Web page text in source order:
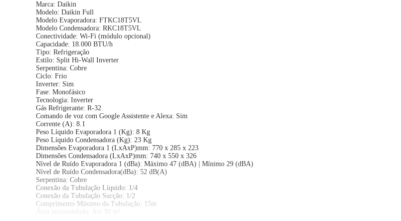
Marca: Daikin
Modelo: Daikin Full
Modelo Evaporadora: FTKC18T5VL
Modelo Condensadora: RKC18T5VL
Conectividade: Wi-Fi (módulo opcional)
Capacidade: 18.000 BTU/h
Tipo: Refrigeração
Estilo: Split Hi-Wall Inverter
Serpentina: Cobre
Ciclo: Frio
Inverter: Sim
Fase: Monofásico
Tecnologia: Inverter
Gás Refrigerante: R-32
Comando de voz com Google Assistente e Alexa: Sim
Corrente (A): 8.1
Peso Líquido Evaporadora 1 (Kg): 8 Kg
Peso Líquido Condensadora (Kg): 23 Kg
Dimensões Evaporadora 1 (LxAxP)mm: 770 x 285 x 223
Dimensões Condensadora (LxAxP)mm: 740 x 550 x 326
Nível de Ruído Evaporadora 1 (dBa): Máximo 47 (dBA) | Mínimo 29 (dBA)
Nível de Ruído Condensadora(dBa): 52 dB(A)
Serpentina: Cobre
Conexão da Tubulação Líquido: 1/4
Conexão da Tubulação Sucção: 1/2
Comprimento Máximo da Tubulação: 15m
Área recomendada: Até 30 m²